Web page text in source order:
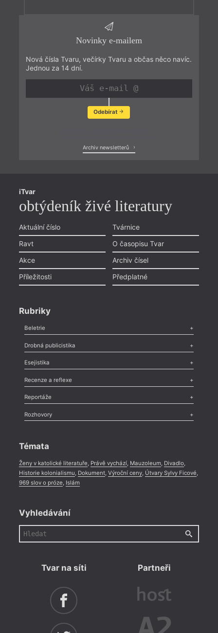
Novinky e-mailem
Nová čísla Tvaru, večírky Tvaru a občas něco navíc.
Jednou za 14 dní.
Odebírat
Archiv newsletterů
iTvar
obtýdeník živé literatury
Aktuální číslo
Ravt
Akce
Příležitosti
Tvárnice
O časopisu Tvar
Archiv čísel
Předplatné
Rubriky
Beletrie
Poezie,Próza,Dokumenty
Drobná publicistika
Odlesk
Nekrolog,Glosa,Sloupek,Pozvánka,Literární soutěž,
Esejistika
Esej , Pádlo,Úvaha
Recenze a reflexe
Recenze
Méně slov o próze,Celá rubrika
Reportáže
Literární zítřky
Celá rubrika
Rozhovory
Témata
Ženy v katolické literatuře, Právě vychází, Mauzoleum, Divadlo,
Historie kolonialismu, Dokument, Výroční ceny, Útvary Sylvy Ficové,
969 slov o próze, Islám
Vyhledávání
Tvar na síti Partneři